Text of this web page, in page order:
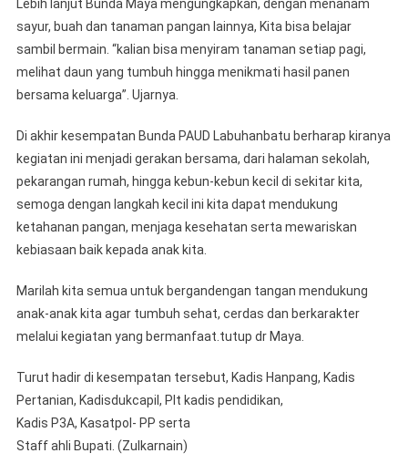
Lebih lanjut Bunda Maya mengungkapkan, dengan menanam
sayur, buah dan tanaman pangan lainnya, Kita bisa belajar
sambil bermain. “kalian bisa menyiram tanaman setiap pagi,
melihat daun yang tumbuh hingga menikmati hasil panen
bersama keluarga”. Ujarnya.
Di akhir kesempatan Bunda PAUD Labuhanbatu berharap kiranya
kegiatan ini menjadi gerakan bersama, dari halaman sekolah,
pekarangan rumah, hingga kebun-kebun kecil di sekitar kita,
semoga dengan langkah kecil ini kita dapat mendukung
ketahanan pangan, menjaga kesehatan serta mewariskan
kebiasaan baik kepada anak kita.
Marilah kita semua untuk bergandengan tangan mendukung
anak-anak kita agar tumbuh sehat, cerdas dan berkarakter
melalui kegiatan yang bermanfaat.tutup dr Maya.
Turut hadir di kesempatan tersebut, Kadis Hanpang, Kadis
Pertanian, Kadisdukcapil, Plt kadis pendidikan,
Kadis P3A, Kasatpol- PP serta
Staff ahli Bupati. (Zulkarnain)